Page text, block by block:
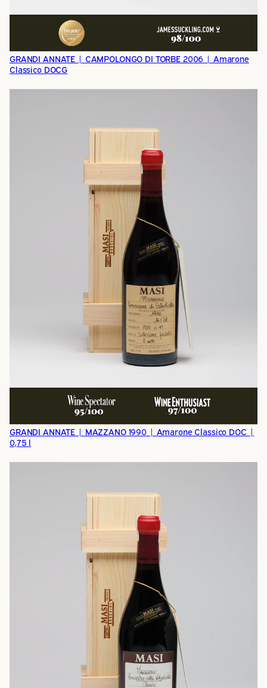
GRANDI ANNATE | CAMPOLONGO DI TORBE 2006 | Amarone
Classico DOCG
GRANDI ANNATE | MAZZANO 1990 | Amarone Classico DOC |
0,75 l